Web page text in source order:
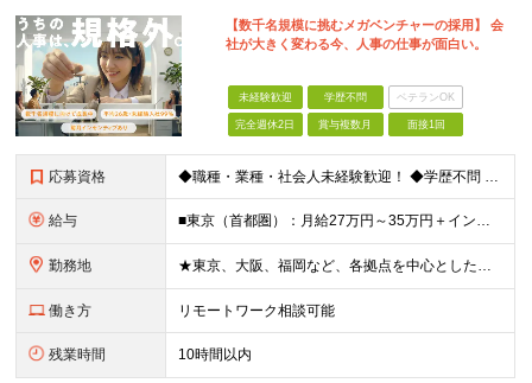
【数千名規模に挑むメガベンチャーの採用】 会
社が大きく変わる今、人事の仕事が面白い。
未経験歓迎 学歴不問 ベテランOK
完全週休2日 賞与複数月 面接1回
応募資格 ◆職種・業種・社会人未経験歓迎！ ◆学歴不問 ◆34歳以下の方 ※若年層の長期キャリア形成のため ◎メンバーの99％が未経験入社 ◎人柄・ポテンシャル重視採用 ◎早期から活躍したい方大歓迎 経験や
給与 ■東京（首都圏）：月給27万円～35万円＋インセンティブ ■大阪：月給25万円～35万円＋インセンティブ ■その他地方：月給23万円～35万円＋インセンティブ ※上記の額には下記の固定残業代を含みま
勤務地 ★東京、大阪、福岡など、各拠点を中心とした全国採用 ★仙台、名古屋で積極採用中 ★希望に沿わない転勤なし ★U・Iターン歓迎 ■東京本社 東京都渋谷区道玄坂2-25-12 道玄坂通3階3-1a ■
働き方 リモートワーク相談可能
残業時間 10時間以内